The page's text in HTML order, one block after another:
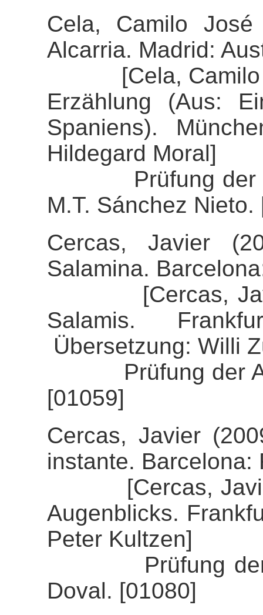
Cela, Camilo
Alcarria. Madrid:
[Cela, Camilo
Erzählung (Aus:
Spaniens).
Hildegard Moral]
Prüfung der
M.T. Sánchez Nieto.
Cercas, Javier
Salamina.
[Cercas, Javier
Salamis.
Übersetzung: Willi
Prüfung der
[01059]
Cercas, Javier
instante. Barcelona:
[Cercas, Javier
Augenblicks.
Peter Kultzen]
Prüfung der
Doval. [01080]